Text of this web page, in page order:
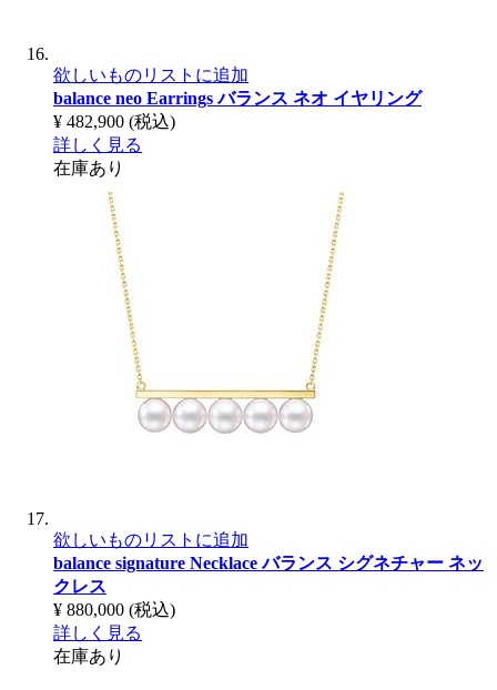
欲しいものリストに追加
balance neo Earringsバランス ネオ イヤリング
¥ 482,900 (税込)
詳しく見る
在庫あり
欲しいものリストに追加
balance signature Necklaceバランス シグネチャー ネッ
クレス
¥ 880,000 (税込)
詳しく見る
在庫あり